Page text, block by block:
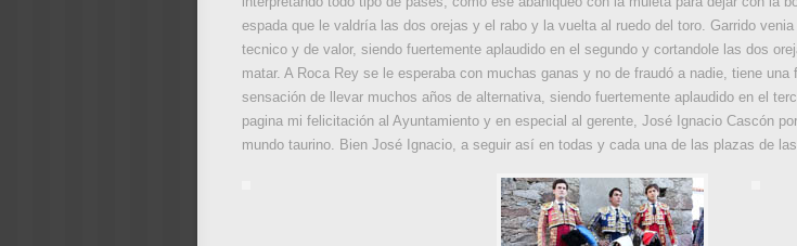
espada que le valdría las dos orejas y el rabo y la vuelta al ruedo del toro. Garrido
tecnico y de valor, siendo fuertemente aplaudido en el segundo y cortandole las dos
matar. A Roca Rey se le esperaba con muchas ganas y no de fraudó a nadie, tiene
sensación de llevar muchos años de alternativa, siendo fuertemente aplaudido en el
pagina mi felicitación al Ayuntamiento y en especial al gerente, José Ignacio Cascón
mundo taurino. Bien José Ignacio, a seguir así en todas y cada una de las plazas de